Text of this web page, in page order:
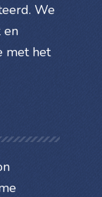
We
en
met het